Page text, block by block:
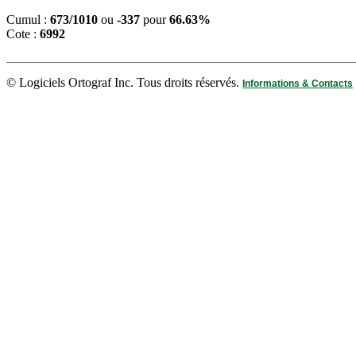
Cumul : 673/1010 ou -337 pour66.63%
Cote : 6992
© Logiciels Ortograf Inc. Tous droits réservés. Informations & Contacts